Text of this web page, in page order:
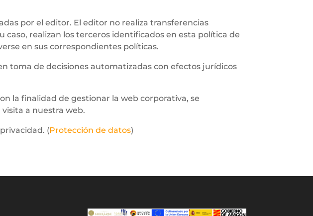
por el editor. El editor no realiza transferencias
realizan los terceros identificados en esta política de
en sus correspondientes políticas.
toma de decisiones automatizadas con efectos jurídicos
la finalidad de gestionar la web corporativa, se
a nuestra web.
(Protección de datos)